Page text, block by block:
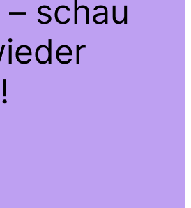
schau